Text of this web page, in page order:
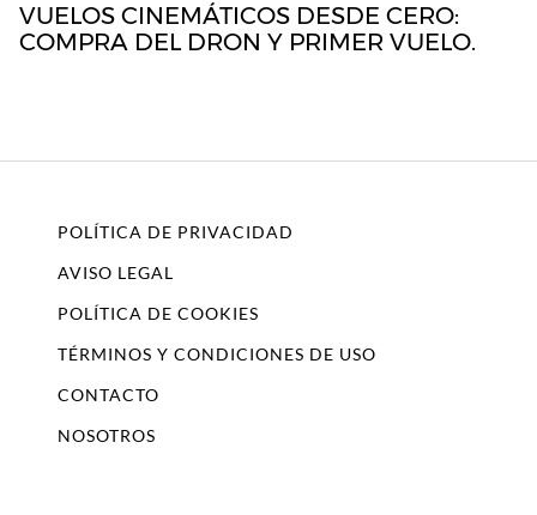
VUELOS CINEMÁTICOS DESDE CERO:
COMPRA DEL DRON Y PRIMER VUELO.
POLÍTICA DE PRIVACIDAD
AVISO LEGAL
POLÍTICA DE COOKIES
TÉRMINOS Y CONDICIONES DE USO
CONTACTO
NOSOTROS